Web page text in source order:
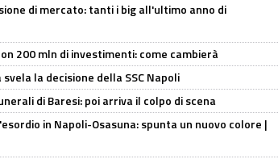
di mercato: tanti i big all'ultimo anno di
200 mln di investimenti: come cambierà
la decisione della SSC Napoli
di Baresi: poi arriva il colpo di scena
in Napoli-Osasuna: spunta un nuovo colore |